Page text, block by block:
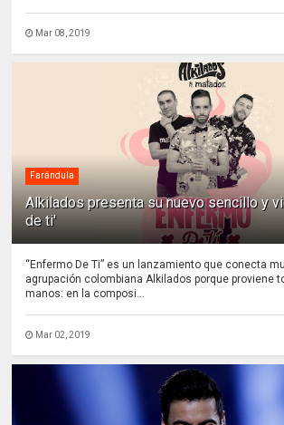
Mar 08, 2019
Farándula
Alkilados presenta su nuevo sencillo y
de ti'
“Enfermo De Ti” es un lanzamiento que conecta
agrupación colombiana Alkilados porque proviene
manos: en la composi...
Mar 02, 2019